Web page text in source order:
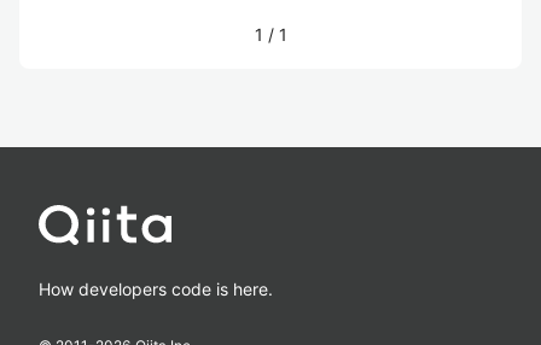
1 / 1
How developers code is here.